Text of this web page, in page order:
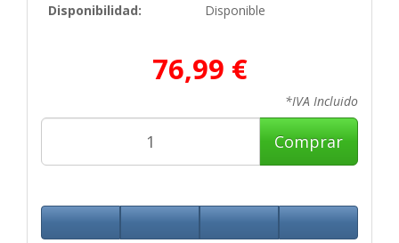
Disponibilidad:
Disponible
76,99 €
*IVA Incluido
Comprar